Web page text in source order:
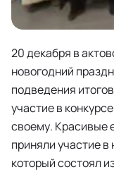
20 декабря в
новогодний
подведения
участие в
своему. Красивые
приняли участие
который состоял